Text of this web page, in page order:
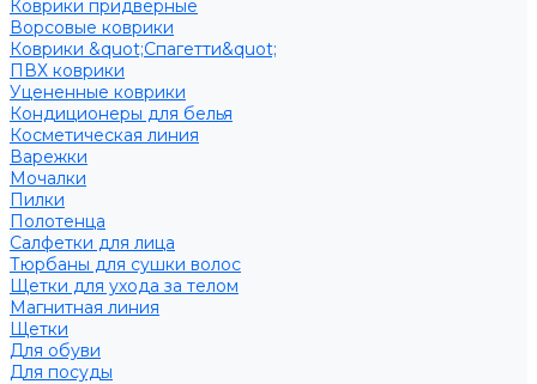
Коврики придверные
Ворсовые коврики
Коврики &quot;Спагетти&quot;
ПВХ коврики
Уцененные коврики
Кондиционеры для белья
Косметическая линия
Варежки
Мочалки
Пилки
Полотенца
Салфетки для лица
Тюрбаны для сушки волос
Щетки для ухода за телом
Магнитная линия
Щетки
Для обуви
Для посуды